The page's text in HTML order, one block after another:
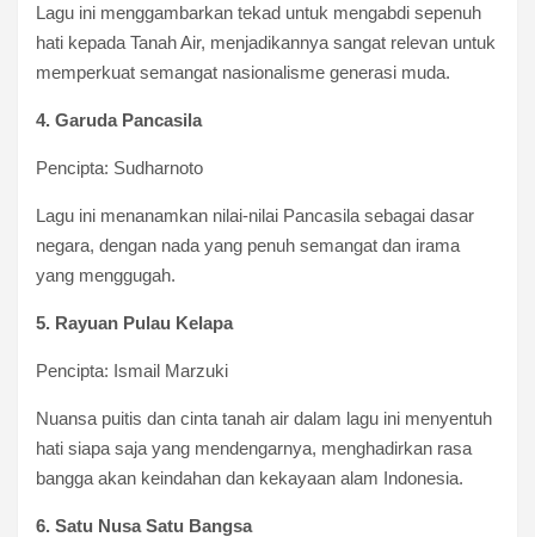
Lagu ini menggambarkan tekad untuk mengabdi sepenuh
hati kepada Tanah Air, menjadikannya sangat relevan untuk
memperkuat semangat nasionalisme generasi muda.
4. Garuda Pancasila
Pencipta: Sudharnoto
Lagu ini menanamkan nilai-nilai Pancasila sebagai dasar
negara, dengan nada yang penuh semangat dan irama
yang menggugah.
5. Rayuan Pulau Kelapa
Pencipta: Ismail Marzuki
Nuansa puitis dan cinta tanah air dalam lagu ini menyentuh
hati siapa saja yang mendengarnya, menghadirkan rasa
bangga akan keindahan dan kekayaan alam Indonesia.
6. Satu Nusa Satu Bangsa